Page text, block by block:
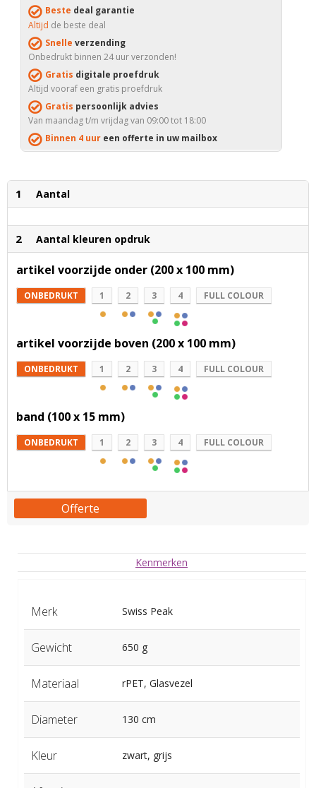
Beste deal garantie
Altijd de beste deal
Snelle verzending
Onbedrukt binnen 24 uur verzonden!
Gratis digitale proefdruk
Altijd vooraf een gratis proefdruk
Gratis persoonlijk advies
Van maandag t/m vrijdag van 09:00 tot 18:00
Binnen 4 uur een offerte in uw mailbox
1 Aantal
2 Aantal kleuren opdruk
artikel voorzijde onder (200 x 100 mm)
ONBEDRUKT 1 2 3 4 FULL COLOUR
artikel voorzijde boven (200 x 100 mm)
ONBEDRUKT 1 2 3 4 FULL COLOUR
band (100 x 15 mm)
ONBEDRUKT 1 2 3 4 FULL COLOUR
Offerte
Kenmerken
Merk Swiss Peak
Gewicht 650 g
Materiaal rPET, Glasvezel
Diameter 130 cm
Kleur zwart, grijs